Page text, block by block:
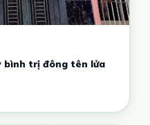
bình trị đông tên lửa